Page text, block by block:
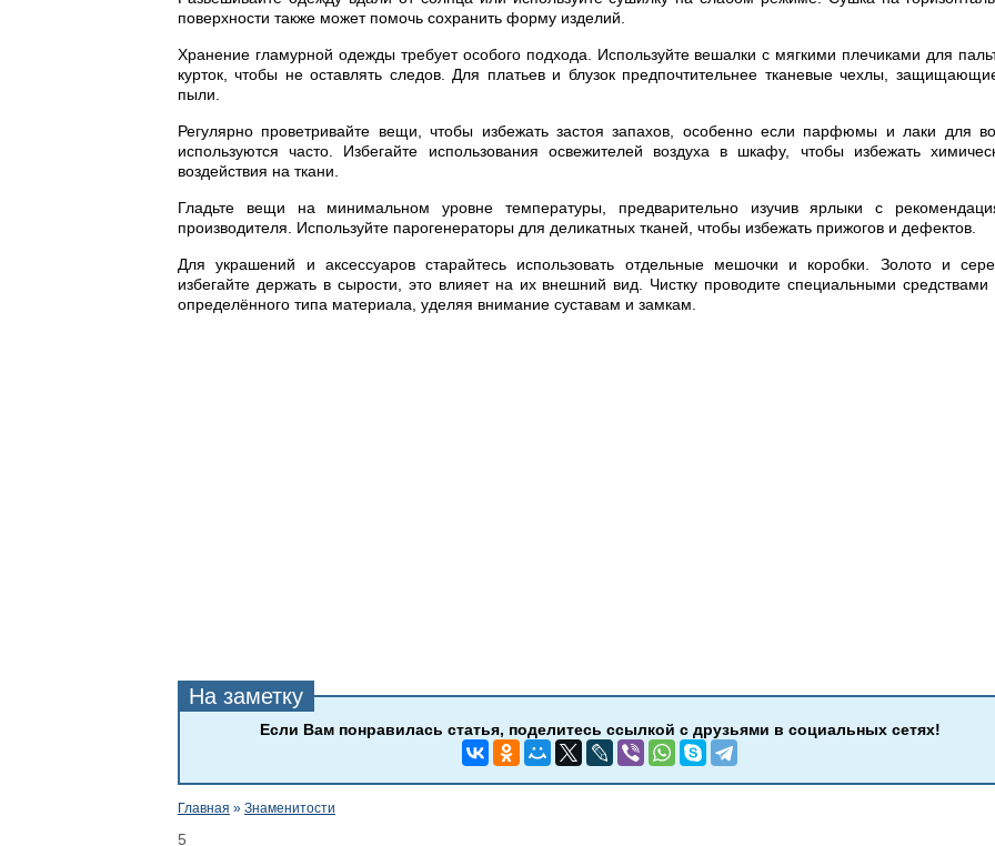
поверхности также может помочь сохранить форму изделий.
Хранение гламурной одежды требует особого подхода. Используйте вешалки с мягкими плечиками для
курток, чтобы не оставлять следов. Для платьев и блузок предпочтительнее тканевые чехлы,
пыли.
Регулярно проветривайте вещи, чтобы избежать застоя запахов, особенно если парфюмы и лаки для
используются часто. Избегайте использования освежителей воздуха в шкафу, чтобы избежать
воздействия на ткани.
Гладьте вещи на минимальном уровне температуры, предварительно изучив ярлыки с
производителя. Используйте парогенераторы для деликатных тканей, чтобы избежать прижогов и дефектов.
Для украшений и аксессуаров старайтесь использовать отдельные мешочки и коробки. Золото и
избегайте держать в сырости, это влияет на их внешний вид. Чистку проводите специальными средствами
определённого типа материала, уделяя внимание суставам и замкам.
Главная » Знаменитости
5